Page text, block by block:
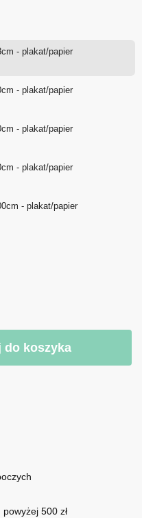
- plakat/papier
- plakat/papier
- plakat/papier
- plakat/papier
- plakat/papier
do koszyka
500 zł